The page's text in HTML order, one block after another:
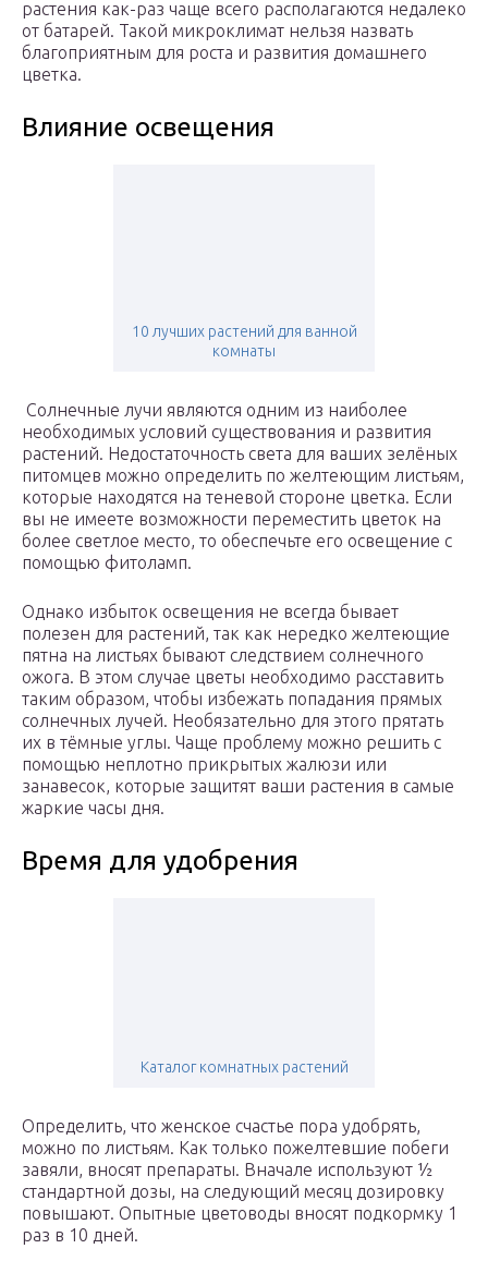
растения как-раз чаще всего располагаются недалеко
от батарей. Такой микроклимат нельзя назвать
благоприятным для роста и развития домашнего
цветка.
Влияние освещения
10 лучших растений для ванной
комнаты
Солнечные лучи являются одним из наиболее
необходимых условий существования и развития
растений. Недостаточность света для ваших зелёных
питомцев можно определить по желтеющим листьям,
которые находятся на теневой стороне цветка. Если
вы не имеете возможности переместить цветок на
более светлое место, то обеспечьте его освещение с
помощью фитоламп.
Однако избыток освещения не всегда бывает
полезен для растений, так как нередко желтеющие
пятна на листьях бывают следствием солнечного
ожога. В этом случае цветы необходимо расставить
таким образом, чтобы избежать попадания прямых
солнечных лучей. Необязательно для этого прятать
их в тёмные углы. Чаще проблему можно решить с
помощью неплотно прикрытых жалюзи или
занавесок, которые защитят ваши растения в самые
жаркие часы дня.
Время для удобрения
Каталог комнатных растений
Определить, что женское счастье пора удобрять,
можно по листьям. Как только пожелтевшие побеги
завяли, вносят препараты. Вначале используют ½
стандартной дозы, на следующий месяц дозировку
повышают. Опытные цветоводы вносят подкормку 1
раз в 10 дней.